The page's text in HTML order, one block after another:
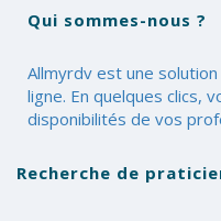
Qui sommes-nous ?
Allmyrdv est une
ligne. En quelques clics,
disponibilités de vos
Recherche de